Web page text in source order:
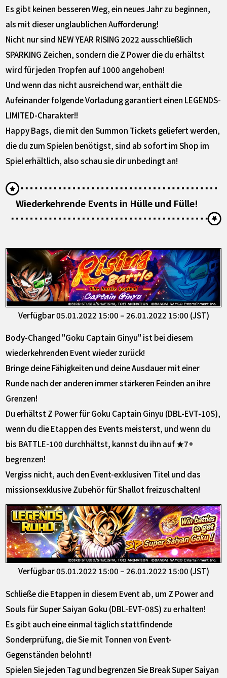
Es gibt keinen besseren Weg, ein neues Jahr zu beginnen,
als mit dieser unglaublichen Aufforderung!
Nicht nur sind NEW YEAR RISING 2022 ausschließlich
SPARKING Zeichen, sondern die Z Power die du erhältst
wird für jeden Tropfen auf 1000 angehoben!
Und wenn das nicht ausreichend war, enthält die
Aufeinander folgende Vorladung garantiert einen LEGENDS-
LIMITED-Charakter!!
Happy Bags, die mit den Summon Tickets geliefert werden,
die du zum Spielen benötigst, sind ab sofort im Shop im
Spiel erhältlich, also schau sie dir unbedingt an!
Wiederkehrende Events in Hülle und Fülle!
Verfügbar 05.01.2022 15:00 – 26.01.2022 15:00 (JST)
Body-Changed "Goku Captain Ginyu" ist bei diesem
wiederkehrenden Event wieder zurück!
Bringe deine Fähigkeiten und deine Ausdauer mit einer
Runde nach der anderen immer stärkeren Feinden an ihre
Grenzen!
Du erhältst Z Power für Goku Captain Ginyu (DBL-EVT-10S),
wenn du die Etappen des Events meisterst, und wenn du
bis BATTLE-100 durchhältst, kannst du ihn auf ★7+
begrenzen!
Vergiss nicht, auch den Event-exklusiven Titel und das
missionsexklusive Zubehör für Shallot freizuschalten!
Verfügbar 05.01.2022 15:00 – 26.01.2022 15:00 (JST)
Schließe die Etappen in diesem Event ab, um Z Power and
Souls für Super Saiyan Goku (DBL-EVT-08S) zu erhalten!
Es gibt auch eine einmal täglich stattfindende
Sonderprüfung, die Sie mit Tonnen von Event-
Gegenständen belohnt!
Spielen Sie jeden Tag und begrenzen Sie Break Super Saiyan